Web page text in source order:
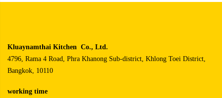
Kluaynamthai Kitchen Co., Ltd.
4796, Rama 4 Road, Phra Khanong Sub-district, Khlong Toei District,
Bangkok, 10110
working time